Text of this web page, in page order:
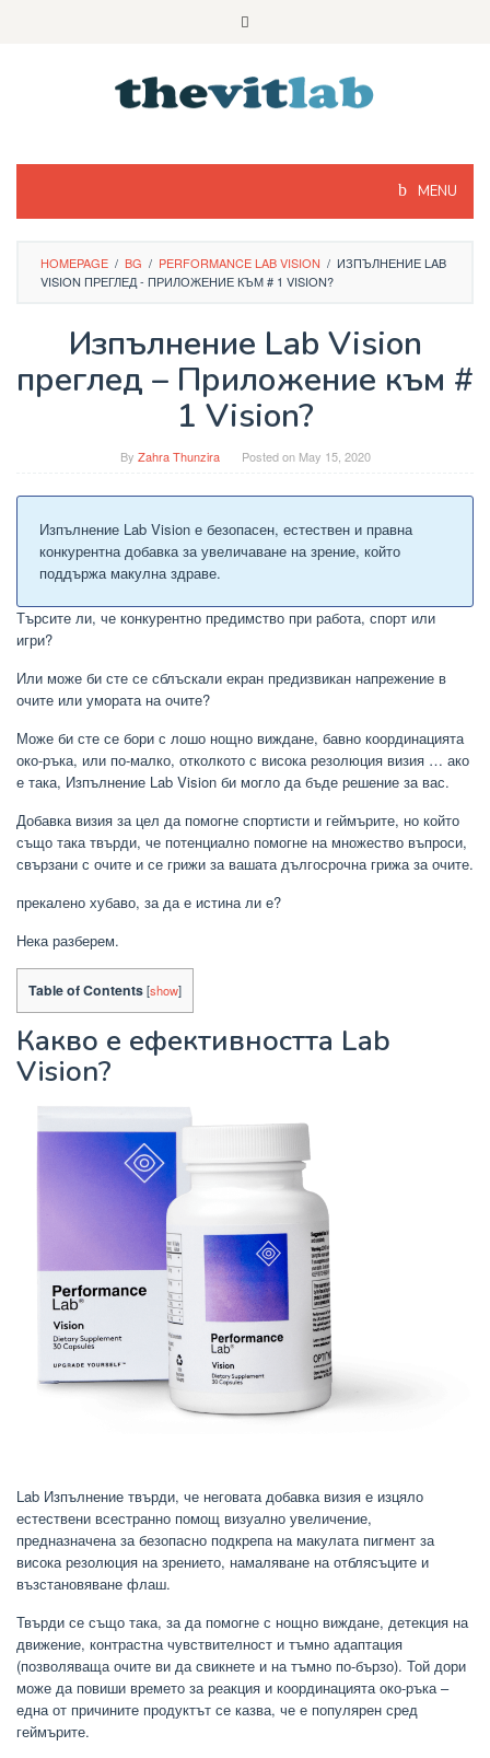
MENU
HOMEPAGE / BG / PERFORMANCE LAB VISION / ИЗПЪЛНЕНИЕ LAB
VISION ПРЕГЛЕД - ПРИЛОЖЕНИЕ КЪМ # 1 VISION?
Изпълнение Lab Vision
преглед – Приложение към #
1 Vision?
By Zahra Thunzira Posted on May 15, 2020
Изпълнение Lab Vision е безопасен, естествен и правна
конкурентна добавка за увеличаване на зрение, който
поддържа макулна здраве.
Търсите ли, че конкурентно предимство при работа, спорт или
игри?
Или може би сте се сблъскали екран предизвикан напрежение в
очите или умората на очите?
Може би сте се бори с лошо нощно виждане, бавно координацията
око-ръка, или по-малко, отколкото с висока резолюция визия … ако
е така, Изпълнение Lab Vision би могло да бъде решение за вас.
Добавка визия за цел да помогне спортисти и геймърите, но който
също така твърди, че потенциално помогне на множество въпроси,
свързани с очите и се грижи за вашата дългосрочна грижа за очите.
прекалено хубаво, за да е истина ли е?
Нека разберем.
Table of Contents[show]
Какво е ефективността Lab
Vision?
Lab Изпълнение твърди, че неговата добавка визия е изцяло
естествени всестранно помощ визуално увеличение,
предназначена за безопасно подкрепа на макулата пигмент за
висока резолюция на зрението, намаляване на отблясъците и
възстановяване флаш.
Твърди се също така, за да помогне с нощно виждане, детекция на
движение, контрастна чувствителност и тъмно адаптация
(позволяваща очите ви да свикнете и на тъмно по-бързо). Той дори
може да повиши времето за реакция и координацията око-ръка –
една от причините продуктът се казва, че е популярен сред
геймърите.